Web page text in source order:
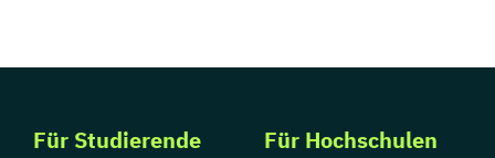
Für Studierende Für Hochschulen